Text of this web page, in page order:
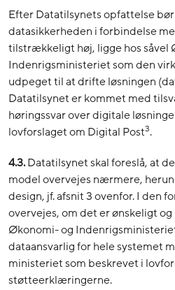
Efter Datatilsynets opfattelse
datasikkerheden i forbindelse
tilstrækkeligt høj, ligge hos såvel
Indenrigsministeriet som den
udpeget til at drifte løsningen
Datatilsynet er kommet med
høringssvar over digitale
lovforslaget om Digital Post3.
4.3.Datatilsynet skal foreslå, at
model overvejes nærmere,
design, jf. afsnit 3 ovenfor. I den
overvejes, om det er ønskeligt
Økonomi- og
dataansvarlig for hele systemet
ministeriet som beskrevet i
støtteerklæringerne.